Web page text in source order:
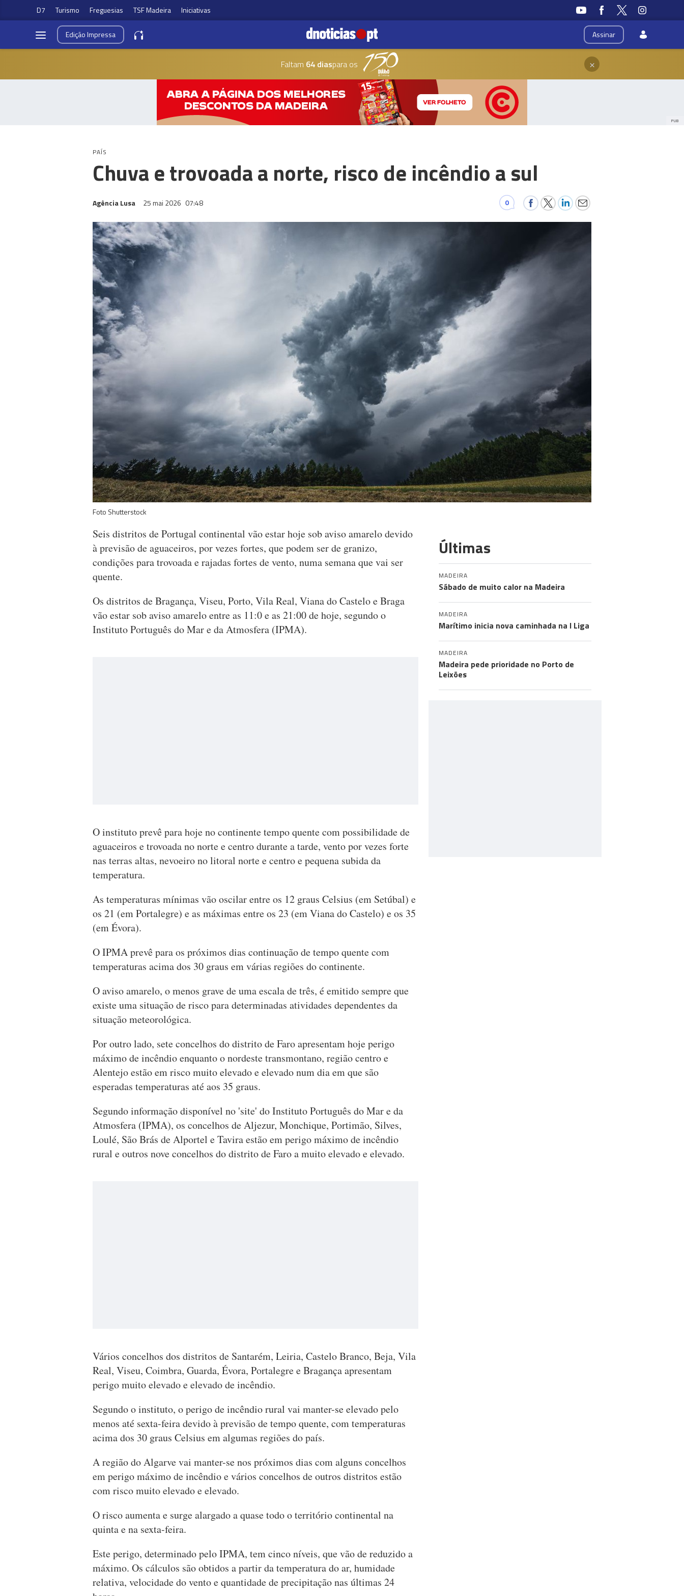
D7 Turismo Freguesias TSF Madeira Iniciativas
Assinar
EdiçãoImpressa
Faltam 64 diaspara os ×
PUB
PAÍS
Chuva e trovoada a norte, risco de incêndio a sul
Agência Lusa 25 mai 2026 07:48 0
Foto Shutterstock
Seis distritos de Portugal continental vão estar hoje sob aviso amarelo devido
à previsão de aguaceiros, por vezes fortes, que podem ser de granizo,
condições para trovoada e rajadas fortes de vento, numa semana que vai ser
quente.
Os distritos de Bragança, Viseu, Porto, Vila Real, Viana do Castelo e Braga
vão estar sob aviso amarelo entre as 11:0 e as 21:00 de hoje, segundo o
Instituto Português do Mar e da Atmosfera (IPMA).
O instituto prevê para hoje no continente tempo quente com possibilidade de
aguaceiros e trovoada no norte e centro durante a tarde, vento por vezes forte
nas terras altas, nevoeiro no litoral norte e centro e pequena subida da
temperatura.
As temperaturas mínimas vão oscilar entre os 12 graus Celsius (em Setúbal) e
os 21 (em Portalegre) e as máximas entre os 23 (em Viana do Castelo) e os 35
(em Évora).
O IPMA prevê para os próximos dias continuação de tempo quente com
temperaturas acima dos 30 graus em várias regiões do continente.
O aviso amarelo, o menos grave de uma escala de três, é emitido sempre que
existe uma situação de risco para determinadas atividades dependentes da
situação meteorológica.
Por outro lado, sete concelhos do distrito de Faro apresentam hoje perigo
máximo de incêndio enquanto o nordeste transmontano, região centro e
Alentejo estão em risco muito elevado e elevado num dia em que são
esperadas temperaturas até aos 35 graus.
Segundo informação disponível no 'site' do Instituto Português do Mar e da
Atmosfera (IPMA), os concelhos de Aljezur, Monchique, Portimão, Silves,
Loulé, São Brás de Alportel e Tavira estão em perigo máximo de incêndio
rural e outros nove concelhos do distrito de Faro a muito elevado e elevado.
Vários concelhos dos distritos de Santarém, Leiria, Castelo Branco, Beja, Vila
Real, Viseu, Coimbra, Guarda, Évora, Portalegre e Bragança apresentam
perigo muito elevado e elevado de incêndio.
Segundo o instituto, o perigo de incêndio rural vai manter-se elevado pelo
menos até sexta-feira devido à previsão de tempo quente, com temperaturas
acima dos 30 graus Celsius em algumas regiões do país.
A região do Algarve vai manter-se nos próximos dias com alguns concelhos
em perigo máximo de incêndio e vários concelhos de outros distritos estão
com risco muito elevado e elevado.
O risco aumenta e surge alargado a quase todo o território continental na
quinta e na sexta-feira.
Este perigo, determinado pelo IPMA, tem cinco níveis, que vão de reduzido a
máximo. Os cálculos são obtidos a partir da temperatura do ar, humidade
relativa, velocidade do vento e quantidade de precipitação nas últimas 24
Últimas
MADEIRA
Sábado de muito calor na Madeira
MADEIRA
Marítimo inicia nova caminhada na I Liga
MADEIRA
Madeira pede prioridade no Porto de
Leixões